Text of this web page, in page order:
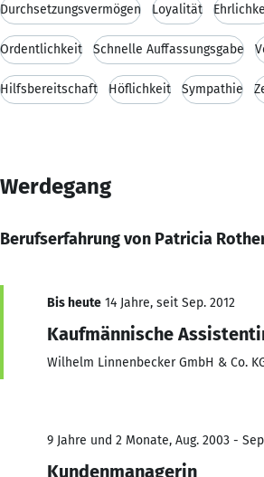
Durchsetzungsvermögen Loyalität
Ordentlichkeit Schnelle Auffassungsgabe
Hilfsbereitschaft Höflichkeit Sympathie
Werdegang
Berufserfahrung von Patricia
Bis heute 14 Jahre, seit Sep. 2012
Kaufmännische
Wilhelm Linnenbecker GmbH & Co.
9 Jahre und 2 Monate, Aug. 2003 -
Kundenmanagerin